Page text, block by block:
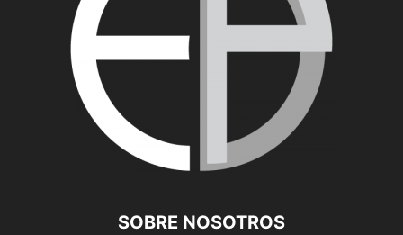
SOBRE NOSOTROS